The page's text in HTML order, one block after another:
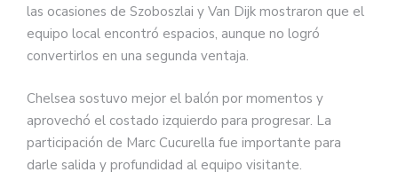
las ocasiones de Szoboszlai y Van Dijk mostraron que el
equipo local encontró espacios, aunque no logró
convertirlos en una segunda ventaja.
Chelsea sostuvo mejor el balón por momentos y
aprovechó el costado izquierdo para progresar. La
participación de Marc Cucurella fue importante para
darle salida y profundidad al equipo visitante.